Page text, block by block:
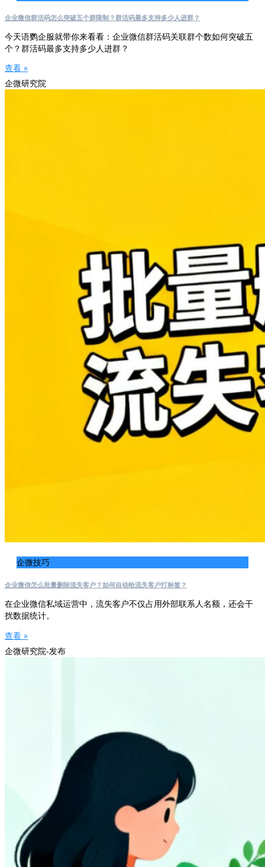
企业微信群活码怎么突破五个群限制？群活码最多支持多少人进群？
今天语鹦企服就带你来看看：企业微信群活码关联群个数如何突破五
个？群活码最多支持多少人进群？
查看 »
企微研究院
企微技巧
企业微信怎么批量删除流失客户？如何自动给流失客户打标签？
在企业微信私域运营中，流失客户不仅占用外部联系人名额，还会干
扰数据统计。
查看 »
企微研究院-发布